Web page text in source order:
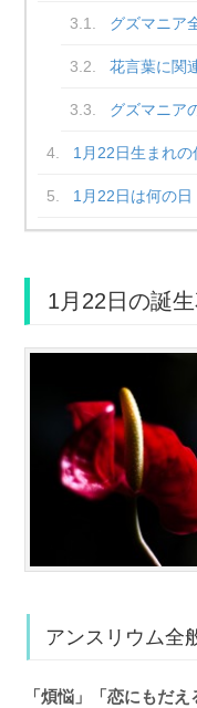
グズマニア
花言葉に関
グズマニア
1月22日生まれの
1月22日は何の日
1月22日の誕
アンスリウム全
「煩悩」「恋にもだえ